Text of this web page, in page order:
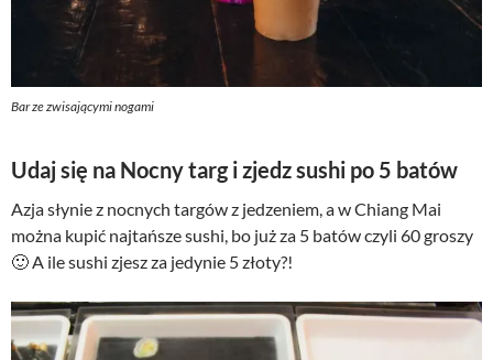
Bar ze zwisającymi nogami
Udaj się na Nocny targ i zjedz sushi po 5 batów
Azja słynie z nocnych targów z jedzeniem, a w Chiang Mai
można kupić najtańsze sushi, bo już za 5 batów czyli 60 groszy
🙂 A ile sushi zjesz za jedynie 5 złoty?!